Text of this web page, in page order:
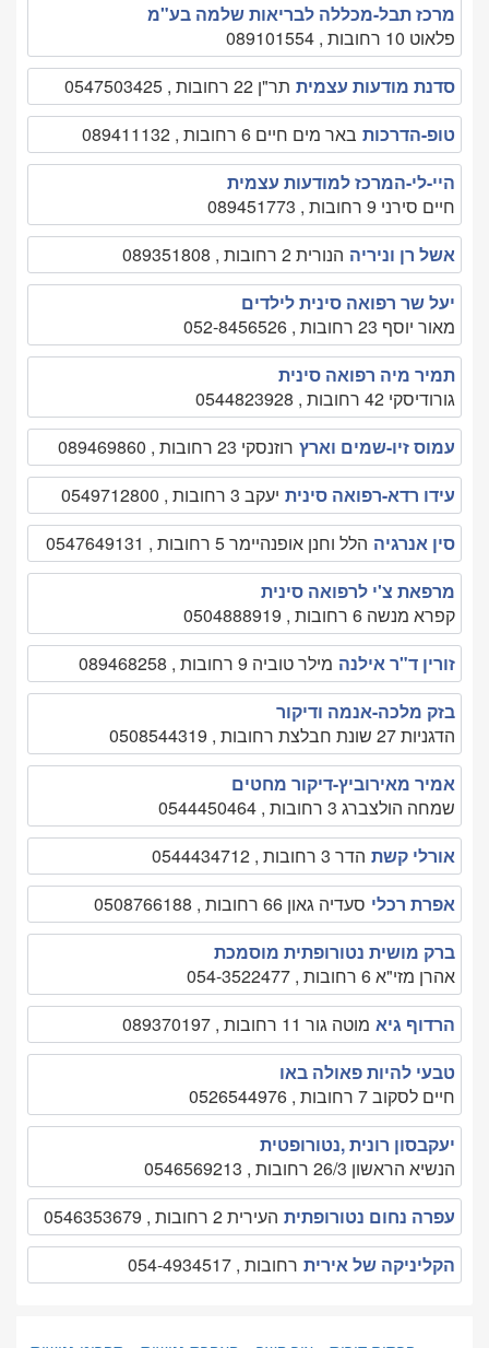
מרכז תבל-מכללה לבריאות שלמה בע"מ
פלאוט 10 רחובות , 089101554
סדנת מודעות עצמית תר"ן 22 רחובות , 0547503425
טופ-הדרכות באר מים חיים 6 רחובות , 089411132
היי-לי-המרכז למודעות עצמית
חיים סירני 9 רחובות , 089451773
אשל רן וניריה הנורית 2 רחובות , 089351808
יעל שר רפואה סינית לילדים
מאור יוסף 23 רחובות , 052-8456526
תמיר מיה רפואה סינית
גורודיסקי 42 רחובות , 0544823928
עמוס זיו-שמים וארץ רוזנסקי 23 רחובות , 089469860
עידו רדא-רפואה סינית יעקב 3 רחובות , 0549712800
סין אנרגיה הלל וחנן אופנהיימר 5 רחובות , 0547649131
מרפאת צ'י לרפואה סינית
קפרא מנשה 6 רחובות , 0504888919
זורין ד"ר אילנה מילר טוביה 9 רחובות , 089468258
בזק מלכה-אנמה ודיקור
הדגניות 27 שונת חבלצת רחובות , 0508544319
אמיר מאירוביץ-דיקור מחטים
שמחה הולצברג 3 רחובות , 0544450464
אורלי קשת הדר 3 רחובות , 0544434712
אפרת רכלי סעדיה גאון 66 רחובות , 0508766188
ברק מושית נטורופתית מוסמכת
אהרן מזי"א 6 רחובות , 054-3522477
הרדוף גיא מוטה גור 11 רחובות , 089370197
טבעי להיות פאולה באו
חיים לסקוב 7 רחובות , 0526544976
יעקבסון רונית ,נטורופטית
הנשיא הראשון 26/3 רחובות , 0546569213
עפרה נחום נטורופתית העירית 2 רחובות , 0546353679
הקליניקה של אירית רחובות , 054-4934517